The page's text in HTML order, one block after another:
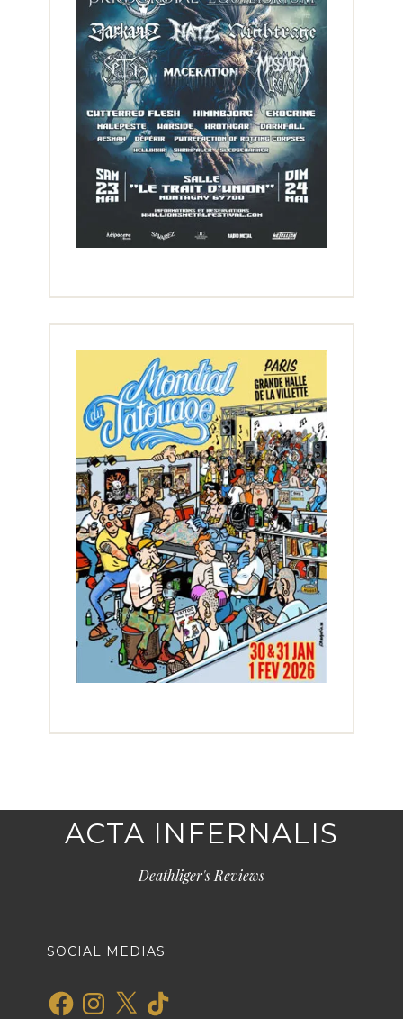
ACTA INFERNALIS
Deathliger's Reviews
SOCIAL MEDIAS
FacebookInstagram
X TikTok